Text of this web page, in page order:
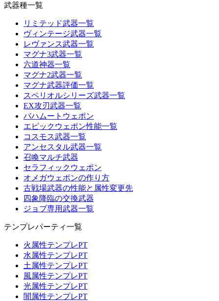
武器種一覧
リミテッド武器一覧
ヴィンテージ武器一覧
レヴァンス武器一覧
マグナ3武器一覧
六道神器一覧
マグナ2武器一覧
マグナ武器評価一覧
スペリオルシリーズ武器一覧
EX攻刃武器一覧
バハムートウェポン
エピックウェポン性能一覧
コスモス武器一覧
アンセスタル武器一覧
召喚マルチ武器
セラフィックウェポン
オメガウェポンの作り方
古戦場武器の性能と属性変更先
四象降臨の交換武器
ジョブ専用武器一覧
テンプレパーティ一覧
火属性テンプレPT
水属性テンプレPT
土属性テンプレPT
風属性テンプレPT
光属性テンプレPT
闇属性テンプレPT